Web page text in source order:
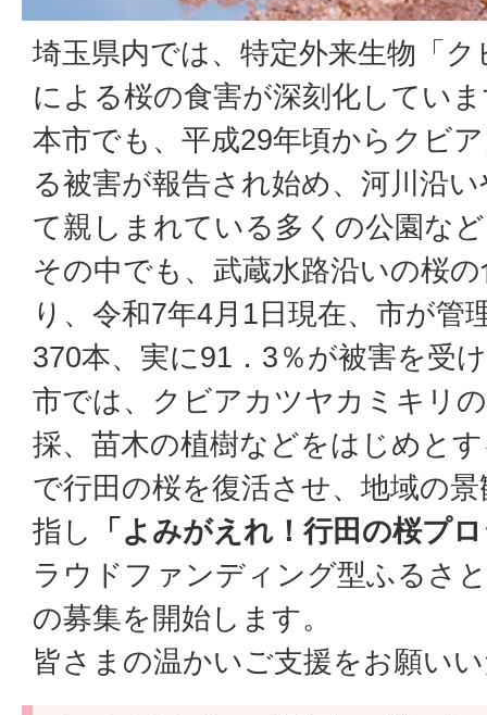
埼玉県内では、特定外来生物「
による桜の食害が深刻化してい
本市でも、平成29年頃からクビ
る被害が報告され始め、河川沿
て親しまれている多くの公園な
その中でも、武蔵水路沿いの桜
り、令和7年4月1日現在、市が管
370本、実に91．3％が被害を受
市では、クビアカツヤカミキリ
採、苗木の植樹などをはじめと
で行田の桜を復活させ、地域の
指し
「よみがえれ！行田の桜プ
ラウドファンディング型ふるさ
の募集を開始します。
皆さまの温かいご支援をお願い